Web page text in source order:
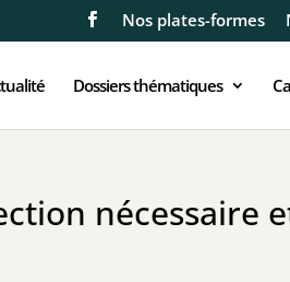
Nos plates-formes
Dossiers thématiques
nécessaire